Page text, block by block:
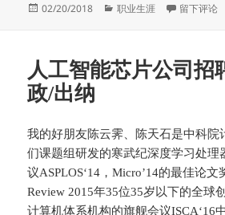
发
02/20/2018
分
职业生涯 于2018新
留下评论
人工智能芯片公司招
政/出纳
我的好朋友陈云霁、陈天石是中科院
们课题组研发的寒武纪深度学习处理
议ASPLOS‘14，Micro’14的最佳论文
Review 2015年35位35岁以下的全球
计算机体系机构的旗舰会议ISCA‘16